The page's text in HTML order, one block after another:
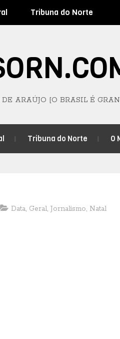
Tribuna do Norte
ARAÚJO [O BRASIL É
Tribuna do Norte O
Data, Geral, Jornalismo, Natal